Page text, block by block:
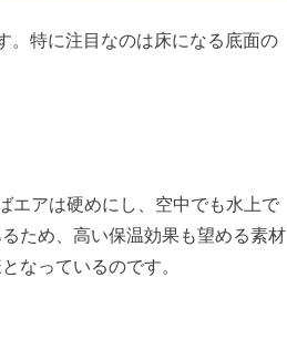
。特に注目なのは床になる底面の
エアは硬めにし、空中でも水上で
ため、高い保温効果も望める素材
なっているのです。